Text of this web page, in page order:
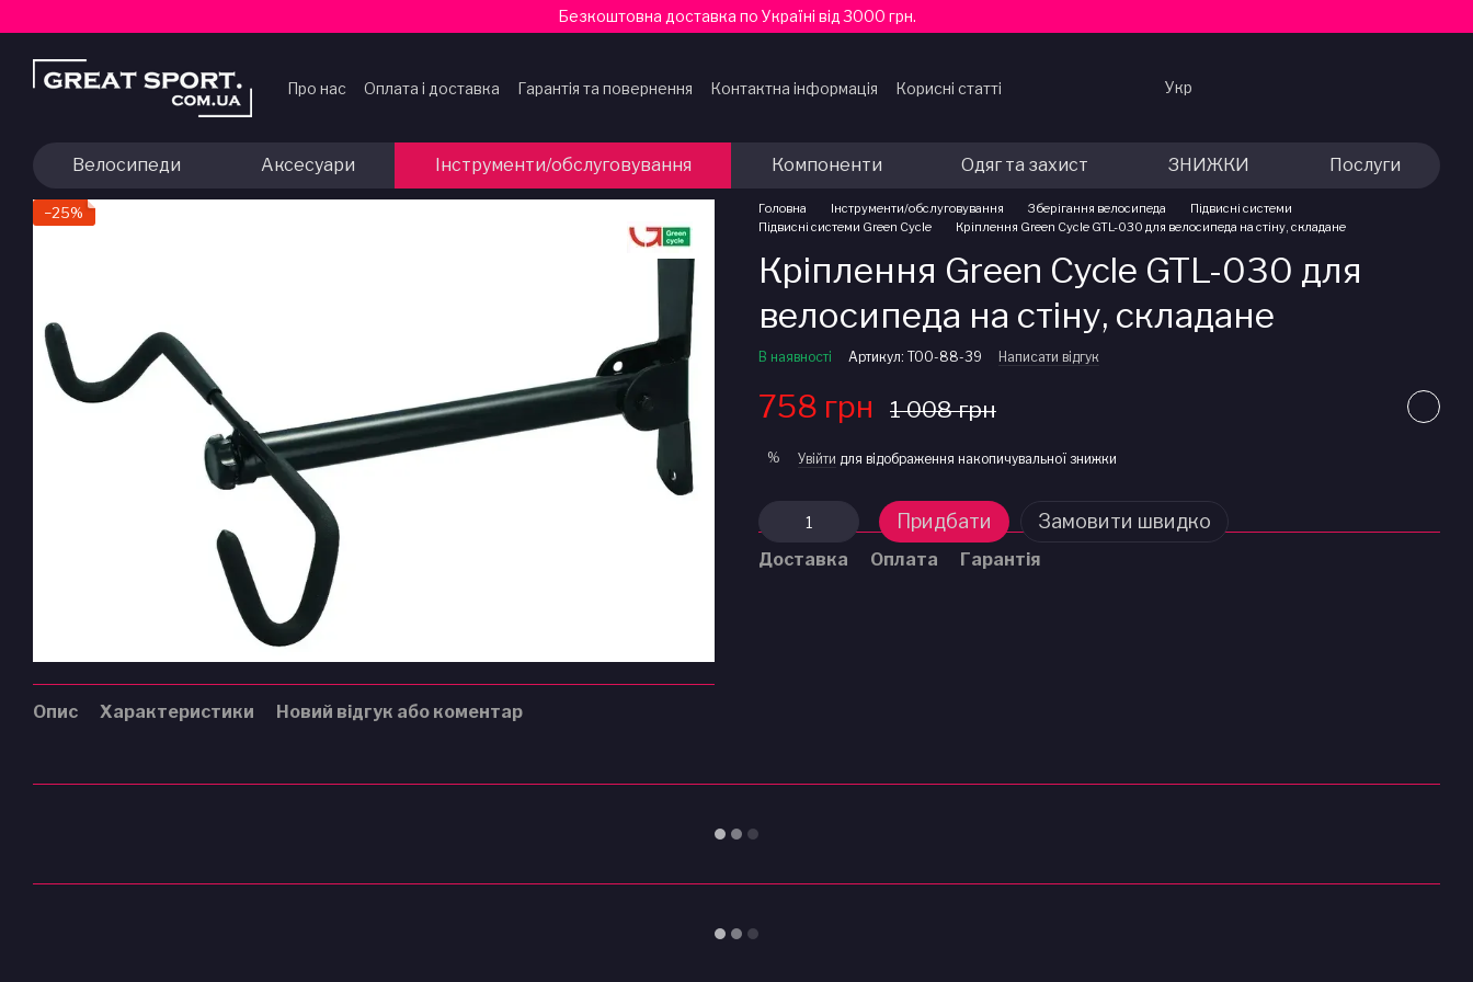
Безкоштовна доставка по Україні від 3000 грн.
Про нас Оплата і доставка Гарантія та повернення Контактна інформація
Корисні статті
Укр
Велосипеди Аксесуари Інструменти/обслуговування Компоненти Одяг та захист ЗНИЖКИ Послуги
−25%
Опис Характеристики Новий відгук або коментар
Головна Інструменти/обслуговування Зберігання велосипеда
Підвисні системи
Підвисні системи Green Cycle
Кріплення Green Cycle GTL-030 для велосипеда на стіну, складане
Кріплення Green Cycle GTL-030 для
велосипеда на стіну, складане
В наявності Артикул: TOO-88-39 Написати відгук
758 грн 1 008 грн
% Увійти для відображення накопичувальної знижки
Придбати Замовити швидко
Доставка Оплата Гарантія